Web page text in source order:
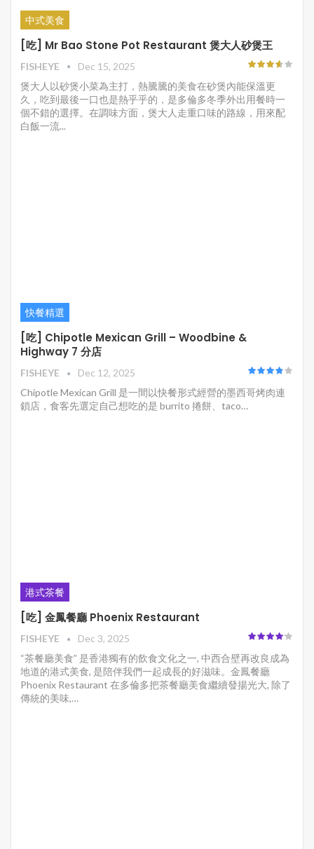
中式美食
[吃] Mr Bao Stone Pot Restaurant 煲大人砂煲王
FISHEYE
Dec 15, 2025
煲大人以砂煲小菜為主打，熱騰騰的美食在砂煲內能保溫更
久，吃到最後一口也是熱乎乎的，是多倫多冬季外出用餐時一
個不錯的選擇。在調味方面，煲大人走重口味的路線，用來配
白飯一流...
快餐精選
[吃] Chipotle Mexican Grill – Woodbine &
Highway 7 分店
FISHEYE
Dec 12, 2025
Chipotle Mexican Grill 是一間以快餐形式經營的墨西哥烤肉連
鎖店，食客先選定自己想吃的是 burrito 捲餅、taco…
港式茶餐
[吃] 金鳳餐廳 Phoenix Restaurant
FISHEYE
Dec 3, 2025
“茶餐廳美食” 是香港獨有的飲食文化之一, 中西合壁再改良成為
地道的港式美食, 是陪伴我們一起成長的好滋味。金鳳餐廳
Phoenix Restaurant 在多倫多把茶餐廳美食繼續發揚光大, 除了
傳統的美味,…